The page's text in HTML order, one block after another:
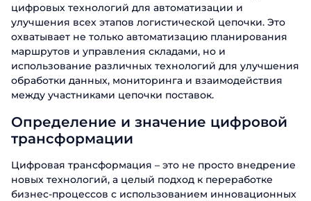
цифровых технологий для автоматизации и
улучшения всех этапов логистической цепочки. Это
охватывает не только автоматизацию планирования
маршрутов и управления складами, но и
использование различных технологий для улучшения
обработки данных, мониторинга и взаимодействия
между участниками цепочки поставок.
Определение и значение цифровой
трансформации
Цифровая трансформация – это не просто внедрение
новых технологий, а целый подход к переработке
бизнес-процессов с использованием инновационных